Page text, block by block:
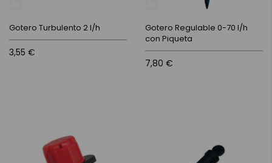
Gotero Turbulento 2 l/h
3,55 €
Gotero Regulable 0-70 l/h
con Piqueta
7,80 €